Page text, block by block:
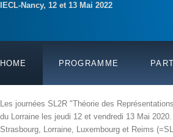
IECL-Nancy, 12 et 13 Mai 2022
HOME PROGRAMME
Les journées SL2R "Théorie des
du Lorraine les jeudi 12 et vendredi 13 Mai 2020.
Strasbourg, Lorraine, Luxembourg et Reims